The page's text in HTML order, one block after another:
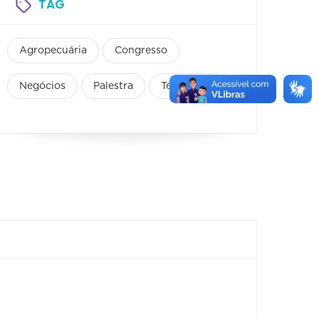
TAG
Agropecuária Congresso
Negócios Palestra Tecnologia